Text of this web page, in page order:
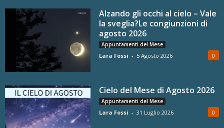
Alzando gli occhi al cielo – Vale
la sveglia?Le congiunzioni di
agosto 2026
Appuntamenti del Mese
Lara Fossi - 5 Agosto 2026 0
Cielo del Mese di Agosto 2026
Appuntamenti del Mese
Lara Fossi - 31 Luglio 2026 0